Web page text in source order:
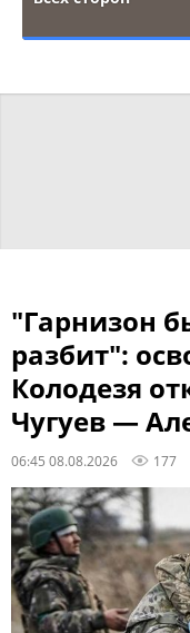
"Гарнизон
разбит":
Колодезя
Чугуев —
06:45 08.08.2026 177